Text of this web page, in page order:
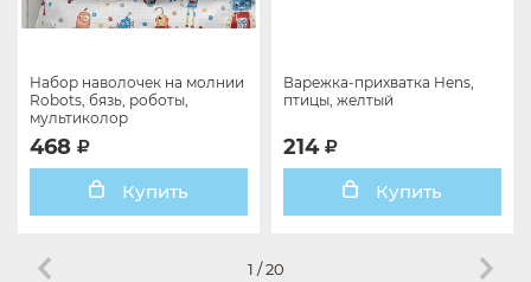
Набор наволочек на молнии
Robots, бязь, роботы,
мультиколор
468
Купить
Варежка-прихватка Hens,
птицы, желтый
214
Купить
1 /20